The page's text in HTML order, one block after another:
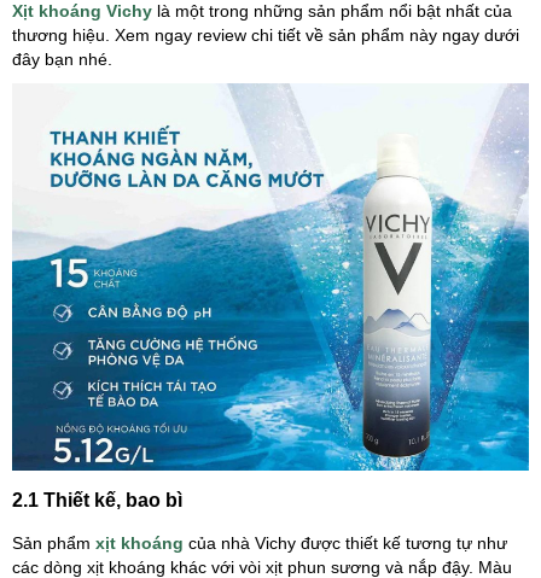
Xịt khoáng Vichy là một trong những sản phẩm nổi bật nhất của
thương hiệu. Xem ngay review chi tiết về sản phẩm này ngay dưới
đây bạn nhé.
2.1 Thiết kế, bao bì
Sản phẩm xịt khoáng của nhà Vichy được thiết kế tương tự như
các dòng xịt khoáng khác với vòi xịt phun sương và nắp đậy. Màu